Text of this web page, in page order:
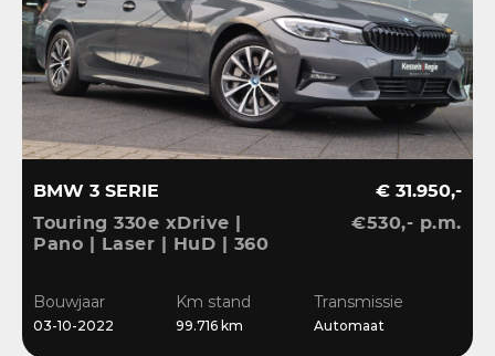
BMW 3 SERIE
Touring 330e xDrive |
Pano | Laser | HuD | 360
Dravit
€ 31.950,-
€530,- p.m.
Bouwjaar
03-10-2022
Km stand
99.716 km
Transmissie
Automaat